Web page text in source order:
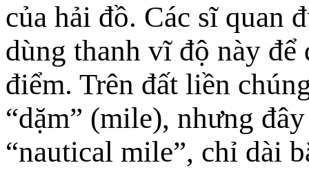
của hải đồ. Các sĩ quan
dùng thanh vĩ độ này để
điểm. Trên đất liền
“dặm” (mile), nhưng
“nautical mile”, chỉ dài